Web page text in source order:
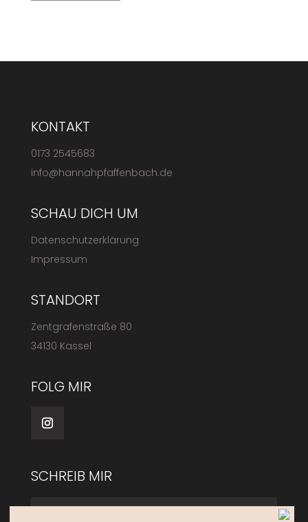
KONTAKT
0173 2545683
info@hannahpfaffenbach.de
SCHAU DICH UM
Datenschutzerklärung
Impressum
STANDORT
Zentgrafenstraße 80
34130 Kassel
FOLG MIR
SCHREIB MIR